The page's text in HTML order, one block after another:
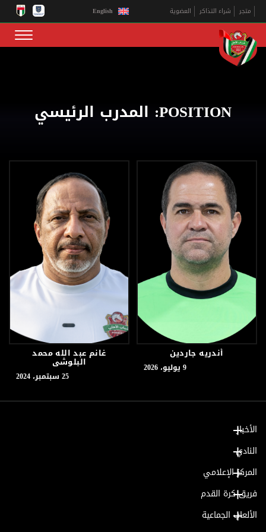
متجر شراء التذاكر العضوية English
POSITION: المدرب الرئيسي
أندريه جاردين
9 يوليو، 2026
غانم عبد الله محمد
البلوشي
25 سبتمبر، 2024
الأخبار
النادي
المركز الإعلامي
فريق كرة القدم
الألعاب الجماعية